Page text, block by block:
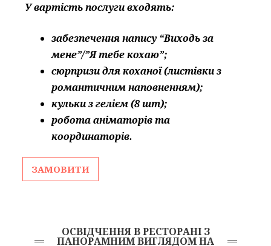
У вартість послуги входять:
забезпечення напису “Виходь за
мене”/”Я тебе кохаю”;
сюрпризи для коханої (листівки з
романтичним наповненням);
кульки з гелієм (8 шт);
робота аніматорів та
координаторів.
ЗАМОВИТИ
ОСВІДЧЕННЯ В РЕСТОРАНІ З
ПАНОРАМНИМ ВИГЛЯДОМ НА